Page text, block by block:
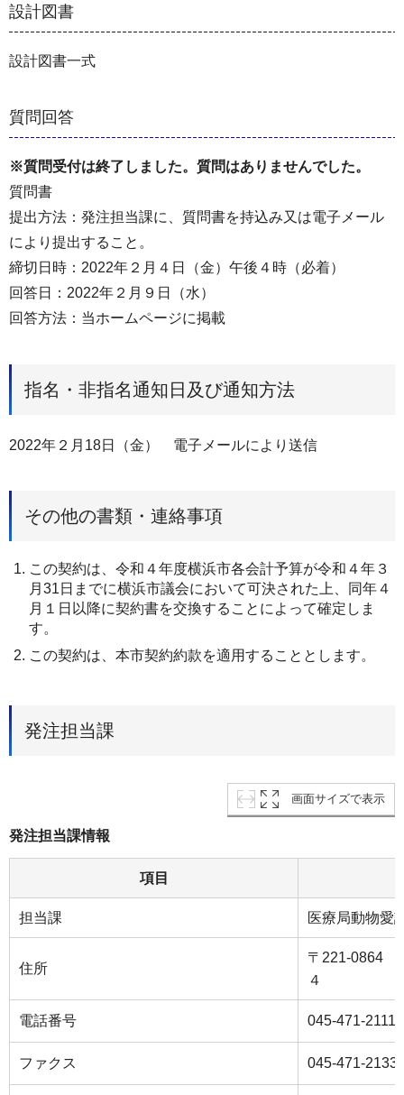
設計図書
設計図書一式
質問回答
※質問受付は終了しました。質問はありませんでした。
質問書
提出方法：発注担当課に、質問書を持込み又は電子メール
により提出すること。
締切日時：2022年２月４日（金）午後４時（必着）
回答日：2022年２月９日（水）
回答方法：当ホームページに掲載
指名・非指名通知日及び通知方法
2022年２月18日（金） 電子メールにより送信
その他の書類・連絡事項
この契約は、令和４年度横浜市各会計予算が令和４年３
⽉31⽇までに横浜市議会において可決された上、同年４
⽉１⽇以降に契約書を交換することによって確定しま
す。
この契約は、本市契約約款を適⽤することとします。
発注担当課
画面サイズで表示
発注担当課情報
項目
担当課 医療局動物愛
住所
〒221-0864
４
電話番号 045-471-2111
ファクス 045-471-2133